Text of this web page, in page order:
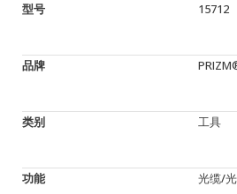
型号 15712
品牌
类别 工具
功能 光缆/